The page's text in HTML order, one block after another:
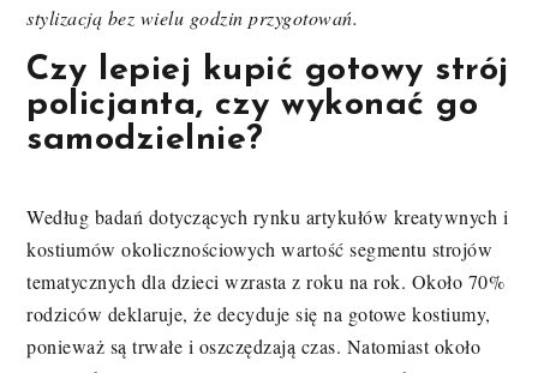
stylizacją bez wielu godzin przygotowań.
Czy lepiej kupić gotowy strój
policjanta, czy wykonać go
samodzielnie?
Według badań dotyczących rynku artykułów kreatywnych i
kostiumów okolicznościowych wartość segmentu strojów
tematycznych dla dzieci wzrasta z roku na rok. Około 70%
rodziców deklaruje, że decyduje się na gotowe kostiumy,
ponieważ są trwałe i oszczędzają czas. Natomiast około